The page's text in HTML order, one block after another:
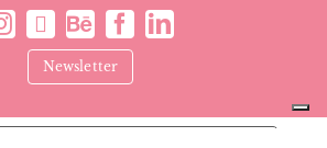
Newsletter